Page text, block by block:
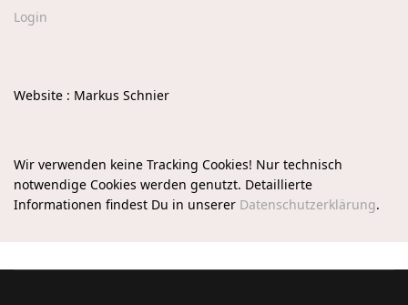
Login
Website : Markus Schnier
Wir verwenden keine Tracking Cookies! Nur technisch
notwendige Cookies werden genutzt. Detaillierte
Informationen findest Du in unserer Datenschutzerklärung.